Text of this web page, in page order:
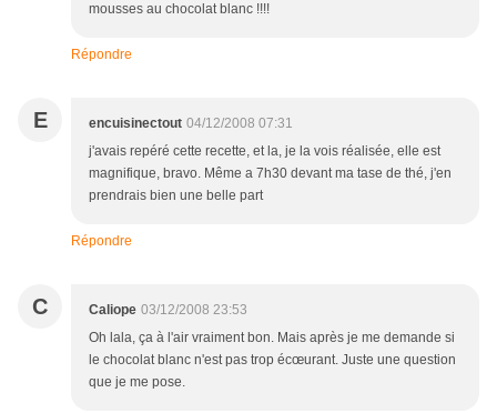
mousses au chocolat blanc !!!!
Répondre
E encuisinectout 04/12/2008 07:31
j'avais repéré cette recette, et la, je la vois réalisée, elle est
magnifique, bravo. Même a 7h30 devant ma tase de thé, j'en
prendrais bien une belle part
Répondre
C Caliope 03/12/2008 23:53
Oh lala, ça à l'air vraiment bon. Mais après je me demande si
le chocolat blanc n'est pas trop écœurant. Juste une question
que je me pose.